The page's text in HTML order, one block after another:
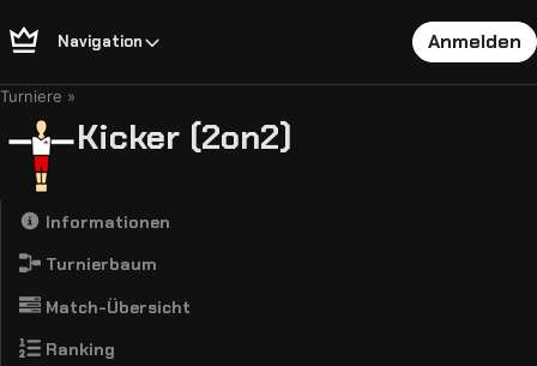
Navigation Anmelden
Turniere
Kicker (2on2)
Informationen
Turnierbaum
Match-Übersicht
Ranking